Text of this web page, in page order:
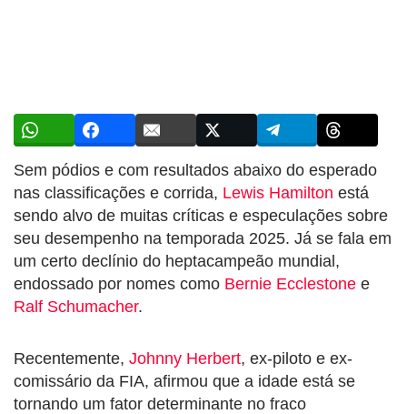
Sem pódios e com resultados abaixo do esperado
nas classificações e corrida, Lewis Hamilton está
sendo alvo de muitas críticas e especulações sobre
seu desempenho na temporada 2025. Já se fala em
um certo declínio do heptacampeão mundial,
endossado por nomes como Bernie Ecclestone e
Ralf Schumacher.
Recentemente, Johnny Herbert, ex-piloto e ex-
comissário da FIA, afirmou que a idade está se
tornando um fator determinante no fraco